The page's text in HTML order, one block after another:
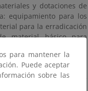
y dotaciones de
equipamiento para los
para la erradicación
material básico para
para mantener la
Puede aceptar
sobre las